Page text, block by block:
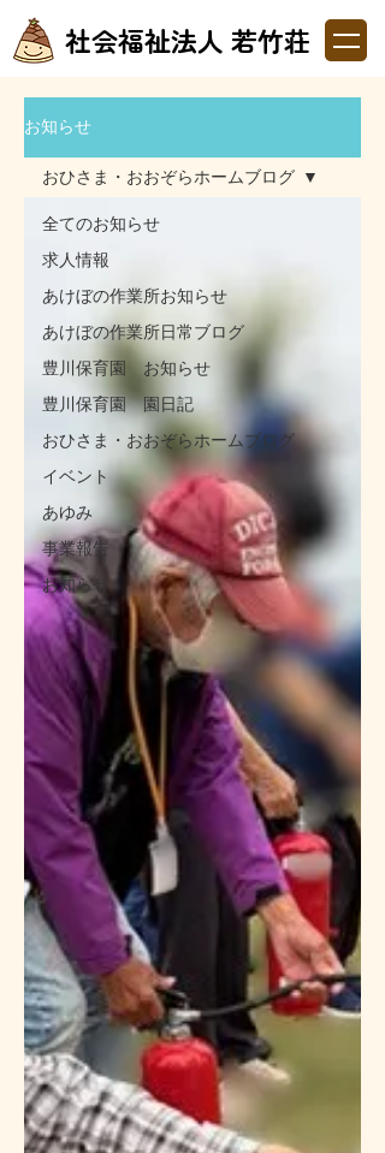
社会福祉法人 若竹荘
お知らせ
全てのお知らせ
求人情報
あけぼの作業所お知らせ
あけぼの作業所日常ブログ
豊川保育園 お知らせ
豊川保育園 園日記
おひさま・おおぞらホームブログ
イベント
あゆみ
事業報告
お知らせ
おひさま・おおぞらホームブログ